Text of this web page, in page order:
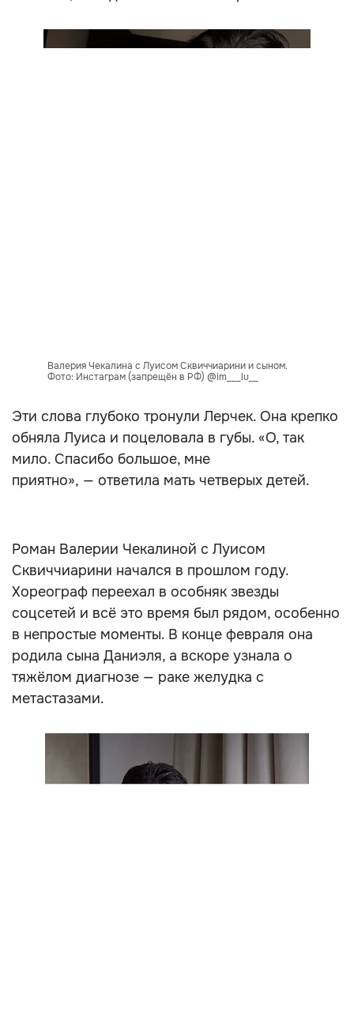
Валерия Чекалина с Луисом Сквиччиарини и сыном.
Фото: Инстаграм (запрещён в РФ) @im___lu__
Эти слова глубоко тронули Лерчек. Она крепко
обняла Луиса и поцеловала в губы. «О, так
мило. Спасибо большое, мне
приятно», — ответила мать четверых детей.
Роман Валерии Чекалиной с Луисом
Сквиччиарини начался в прошлом году.
Хореограф переехал в особняк звезды
соцсетей и всё это время был рядом, особенно
в непростые моменты. В конце февраля она
родила сына Даниэля, а вскоре узнала о
тяжёлом диагнозе — раке желудка с
метастазами.